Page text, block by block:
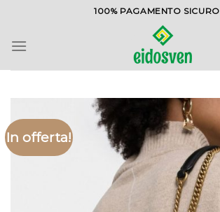
contenuti
100% PAGAMENTO SICURO
In offerta!